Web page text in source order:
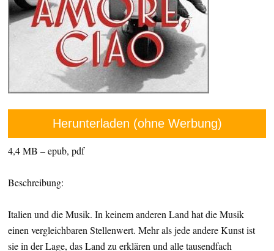
Herunterladen (ohne Werbung)
4,4 MB – epub, pdf
Beschreibung:
Italien und die Musik. In keinem anderen Land hat die Musik
einen vergleichbaren Stellenwert. Mehr als jede andere Kunst ist
sie in der Lage, das Land zu erklären und alle tausendfach